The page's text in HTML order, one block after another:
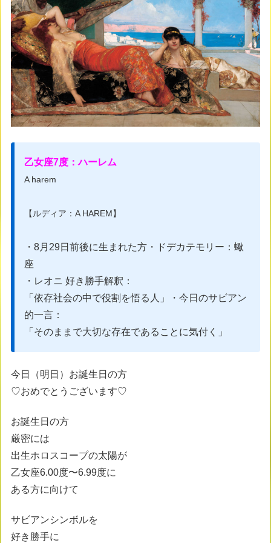
乙女座7度：ハーレム
A harem
【ルディア：A HAREM】
・8月29日前後に生まれた方・ドデカテモリー：蠍
座
・レオニ 好き勝手解釈：
「依存社会の中で役割を悟る人」・今日のサビアン
的一言：
「そのままで大切な存在であることに気付く」
今日（明日）お誕生日の方
♡おめでとうございます♡
お誕生日の方
厳密には
出生ホロスコープの太陽が
乙女座6.00度〜6.99度に
ある方に向けて
サビアンシンボルを
好き勝手に